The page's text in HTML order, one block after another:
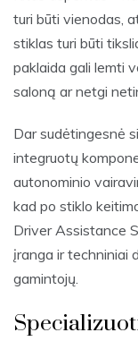
turi būti vienodas,
stiklas turi būti
paklaida gali lemti
saloną ar netgi
Dar sudėtingesnė
integruotų
autonominio
kad po stiklo
Driver Assistance
įranga ir techniniai
gamintojų.